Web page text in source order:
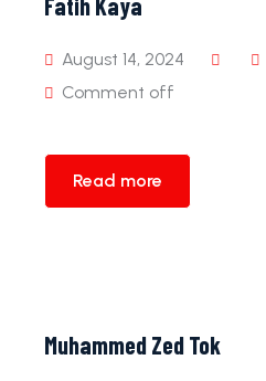
August 14, 2024
Comment off
Read more
Muhammed Zed Tok